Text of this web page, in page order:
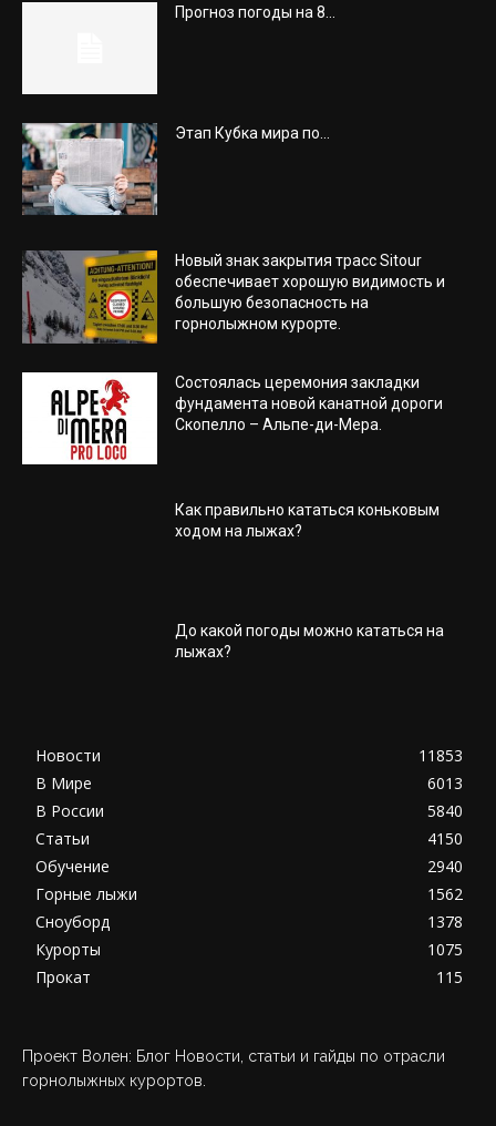
Прогноз погоды на 8...
Этап Кубка мира по...
Новый знак закрытия трасс Sitour
обеспечивает хорошую видимость и
большую безопасность на
горнолыжном курорте.
Состоялась церемония закладки
фундамента новой канатной дороги
Скопелло – Альпе-ди-Мера.
Как правильно кататься коньковым
ходом на лыжах?
До какой погоды можно кататься на
лыжах?
Новости
11853
В Мире
6013
В России
5840
Статьи
4150
Обучение
2940
Горные лыжи
1562
Сноуборд
1378
Курорты
1075
Прокат
115
Проект Волен: Блог Новости, статьи и гайды по отрасли
горнолыжных курортов.